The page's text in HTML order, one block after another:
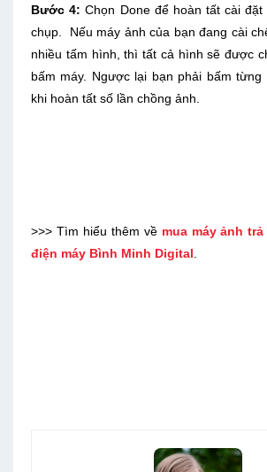
Bước 4: Chọn Done để hoàn tất cài
chụp. Nếu máy ảnh của bạn đang cài
nhiều tấm hình, thì tất cả hình sẽ được
bấm máy. Ngược lại bạn phải bấm từng
khi hoàn tất số lần chồng ảnh.
>>> Tìm hiểu thêm về mua máy ảnh
điện máy Bình Minh Digital